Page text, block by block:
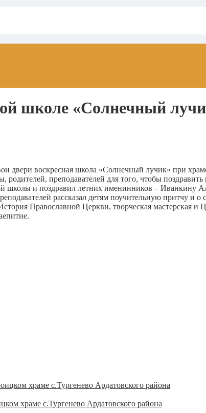
школе «Солнечный
двери воскресная школа «Солнечный лучик» при
преподавателей для того, чтобы
школы и поздравил летних именинников – Иванкину
рассказал детям поучительную притчу и о
Православной Церкви, творческая мастерская
храме с.Тургенево Ардатовского района